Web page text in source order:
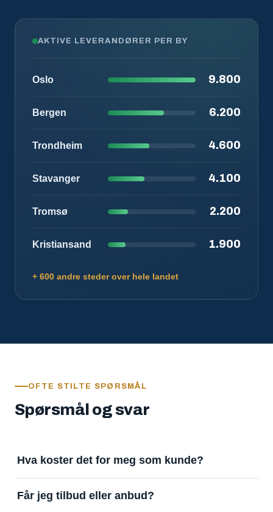
AKTIVE LEVERANDØRER PER BY
Oslo 9.800
Bergen 6.200
Trondheim 4.600
Stavanger 4.100
Tromsø 2.200
Kristiansand 1.900
+ 600 andre steder over hele landet
OFTE STILTE SPØRSMÅL
Spørsmål og svar
Hva koster det for meg som kunde?
å motta svar. Tjenesten finansieres av
Får jeg tilbud eller anbud?